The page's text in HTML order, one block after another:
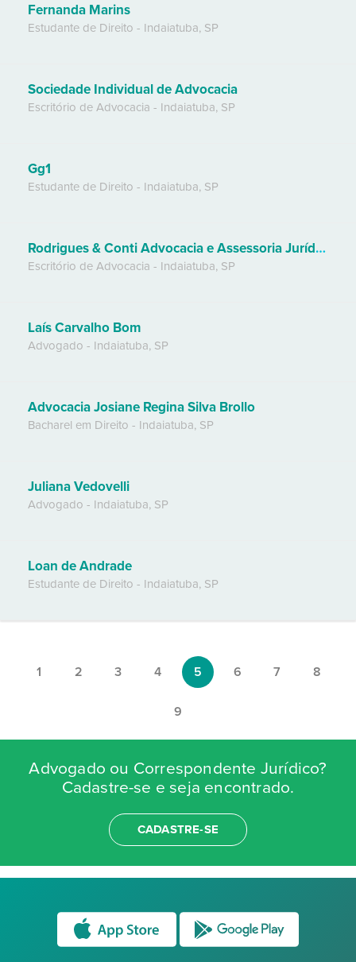
Fernanda Marins
Estudante de Direito - Indaiatuba, SP
Sociedade Individual de Advocacia
Escritório de Advocacia - Indaiatuba, SP
Gg1
Estudante de Direito - Indaiatuba, SP
Rodrigues & Conti Advocacia e Assessoria Jurídica e Empresarial
Escritório de Advocacia - Indaiatuba, SP
Laís Carvalho Bom
Advogado - Indaiatuba, SP
Advocacia Josiane Regina Silva Brollo
Bacharel em Direito - Indaiatuba, SP
Juliana Vedovelli
Advogado - Indaiatuba, SP
Loan de Andrade
Estudante de Direito - Indaiatuba, SP
1 2 3 4 5 6 7 8
9
Advogado ou Correspondente Jurídico?
Cadastre-se e seja encontrado.
CADASTRE-SE